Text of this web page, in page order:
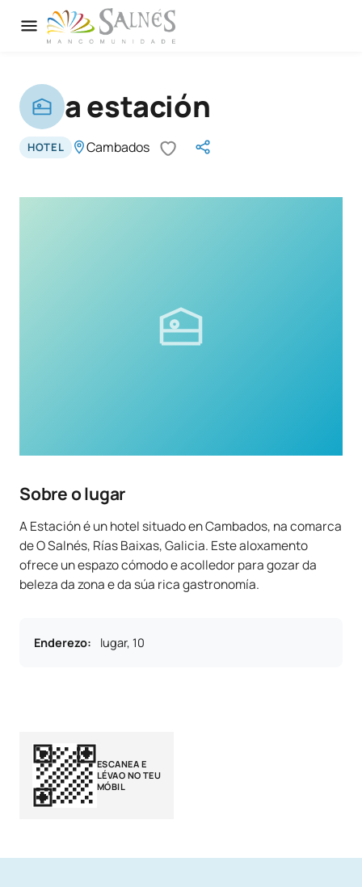
a estación
HOTEL Cambados
Sobre o lugar
A Estación é un hotel situado en Cambados, na comarca
de O Salnés, Rías Baixas, Galicia. Este aloxamento
ofrece un espazo cómodo e acolledor para gozar da
beleza da zona e da súa rica gastronomía.
Enderezo: lugar, 10
ESCANEA E
LÉVAO NO TEU
MÓBIL